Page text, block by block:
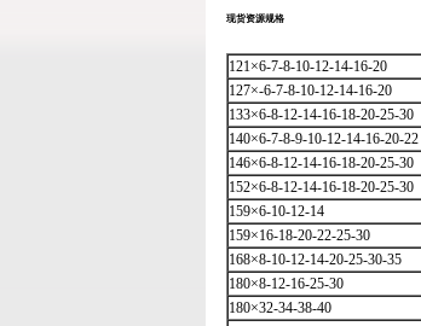
现货资源规格
121×6-7-8-10-12-14-16-20
127×-6-7-8-10-12-14-16-20
133×6-8-12-14-16-18-20-25-30
140×6-7-8-9-10-12-14-16-20-22
146×6-8-12-14-16-18-20-25-30
152×6-8-12-14-16-18-20-25-30
159×6-10-12-14
159×16-18-20-22-25-30
168×8-10-12-14-20-25-30-35
180×8-12-16-25-30
180×32-34-38-40